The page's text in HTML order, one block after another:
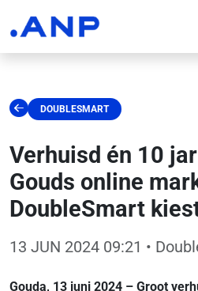
DOUBLESMART
Verhuisd én 10
Gouds online
DoubleSmart
13 JUN 2024 09:21 •
Gouda, 13 juni 2024 – Groot